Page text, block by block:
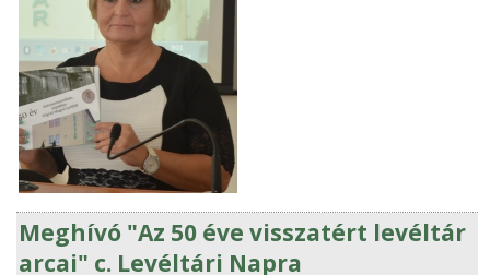
Meghívó "Az 50 éve visszatért levéltár
arcai" c. Levéltári Napra